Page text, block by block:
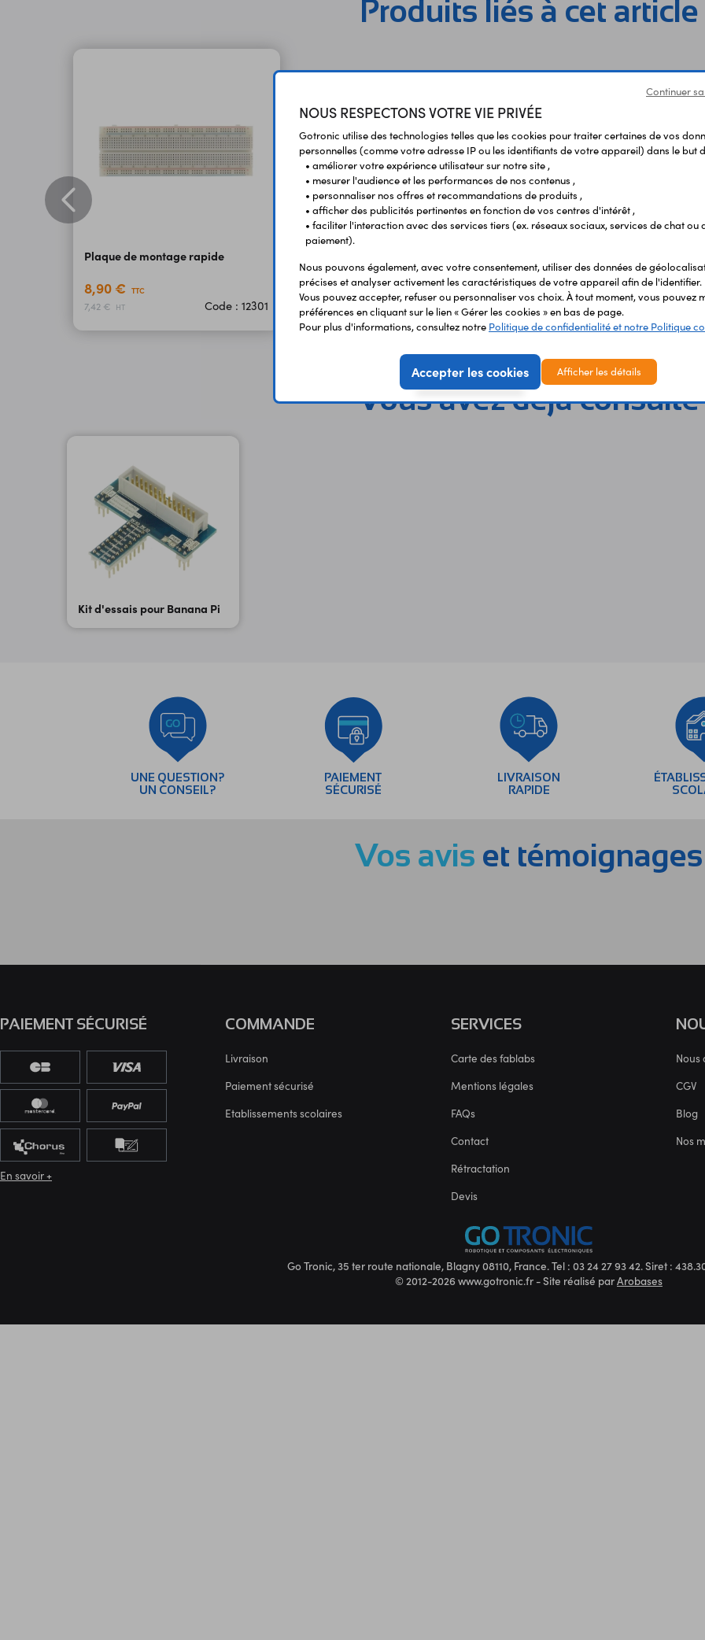
Produits liés à cet article
Plaque de montage rapide
8,90 € TTC
7,42 € HT Code : 12301
Vous avez déja consulté
Kit d'essais pour Banana Pi
UNE QUESTION?
UN CONSEIL?
PAIEMENT
SÉCURISÉ
LIVRAISON
RAPIDE
Vos avis et témoignages
COMMANDE
Livraison
Paiement sécurisé
Etablissements scolaires
SERVICES
Carte des fablabs
Mentions légales
FAQs
Contact
Rétractation
Devis
Nous
CGV
Blog
Nos
PAIEMENT SÉCURISÉ
En savoir +
Go Tronic, 35 ter route nationale, Blagny 08110, France. Tel : 03 24 27 93 42. Siret :
© 2012-2026 www.gotronic.fr - Site réalisé parArobases
Continuer
NOUS RESPECTONS VOTRE VIE PRIVÉE
Gotronic utilise des technologies telles que les cookies pour traiter certaines de vos
personnelles (comme votre adresse IP ou les identifiants de votre appareil) dans le but
• améliorer votre expérience utilisateur sur notre site ,
• mesurer l'audience et les performances de nos contenus ,
• personnaliser nos offres et recommandations de produits ,
• afficher des publicités pertinentes en fonction de vos centres d'intérêt ,
• faciliter l'interaction avec des services tiers (ex. réseaux sociaux, services de chat ou
paiement).
Nous pouvons également, avec votre consentement, utiliser des données de
précises et analyser activement les caractéristiques de votre appareil afin de l'identifier.
Vous pouvez accepter, refuser ou personnaliser vos choix. À tout moment, vous pouvez
préférences en cliquant sur le lien « Gérer les cookies » en bas de page.
Pour plus d'informations, consultez notre Politique de confidentialité et notre Politique
Accepter les cookies Afficher les détails